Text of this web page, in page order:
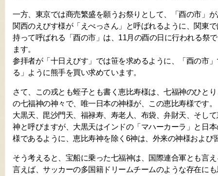
一方、東京では商売繁盛を願うお祭りとして、「酉の市」
関西のえびす様が「えべっさん」と呼ばれるように、関東
持って呼ばれる「酉の市」は、11月の酉の日に行われる祭
ます。
参拝者が「十日えびす」では笹を求めるように、「酉の市
る」ように熊手を買い求めています。
さて、この戎とも蛭子とも書く恵比寿様は、七福神のひと
の七福神の神々で、唯一日本の神様が、この恵比寿様です。
大黒天、毘沙門天、福禄寿、寿老人、布袋、弁財天、そし
神と呼びますが、大黒天はインドの「マハーカーラ」と日
様であるように、恵比寿神を除く6神は、外来の神様および
そう考えると、宝船に乗った七福神は、国際連合軍とも言
言えば、サッカーの多国籍ドリームチームのような存在に